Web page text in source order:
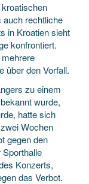
rechtliche
in Kroatien sieht
konfrontiert.
über den Vorfall.
zu einem
wurde,
hatte sich
Wochen
gegen den
Konzerts,
das Verbot.